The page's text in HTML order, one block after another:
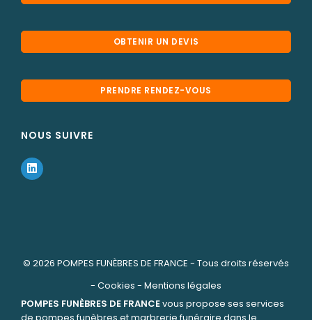
OBTENIR UN DEVIS
PRENDRE RENDEZ-VOUS
NOUS SUIVRE
© 2026 POMPES FUNÈBRES DE FRANCE - Tous droits réservés
- Cookies - Mentions légales
POMPES FUNÈBRES DE FRANCEvous propose ses services
de pompes funèbres et marbrerie funéraire dans le